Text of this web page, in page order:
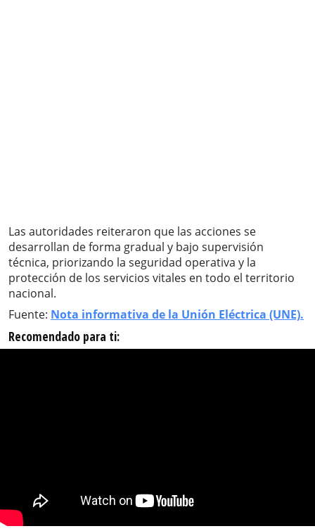
Las autoridades reiteraron que las acciones se
desarrollan de forma gradual y bajo supervisión
técnica, priorizando la seguridad operativa y la
protección de los servicios vitales en todo el territorio
nacional.
Fuente: Nota informativa de la Unión Eléctrica (UNE).
Recomendado para ti: